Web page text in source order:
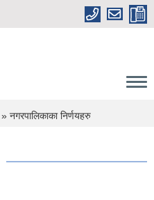
» नगरपालिकाका निर्णयहरु